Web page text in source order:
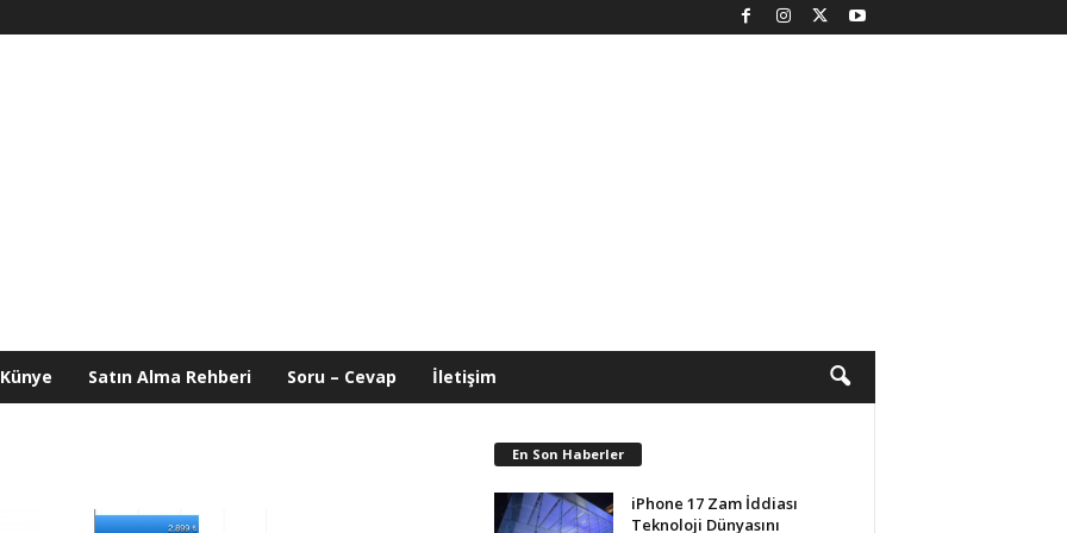
Künye Satın Alma Rehberi Soru – Cevap İletişim
En Son Haberler
iPhone 17 Zam İddiası
Teknoloji Dünyasını